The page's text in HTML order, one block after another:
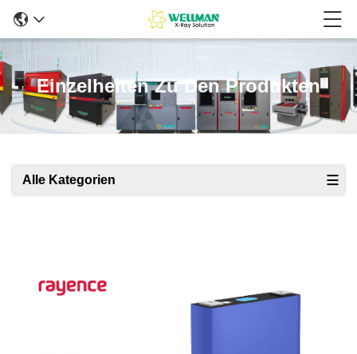
Einzelheiten Zu Den Produkten
Alle Kategorien